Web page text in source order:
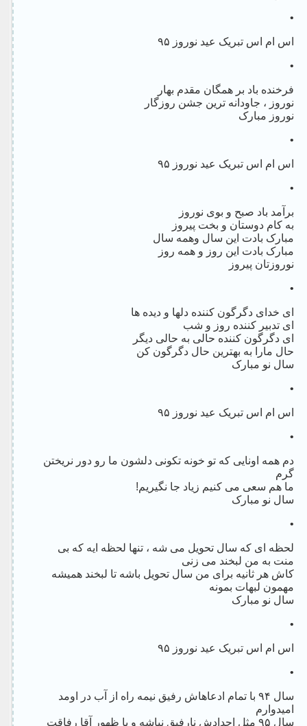
•
اس ام اس تبریک عید نوروز ۹۵
•
فرخنده باد بر همگان مقدم بهار
نوروز ، جاودانه ترین جشن روزگار
نوروز مبارک
•
اس ام اس تبریک عید نوروز ۹۵
•
برآمد باد صبح و بوی نوروز
به کام دوستان و بخت پیروز
مبارک بادت این سال وهمه سال
مبارک بادت این روز و همه روز
نوروزتان پیروز
•
ای خدای دگرگون کننده دلها و دیده ها
ای تدبیر کننده روز و شب
ای دگرگون کننده حالی به حالی دیگر
حال مارا به بهترین حال دگرگون کن
سال نو مبارک
•
اس ام اس تبریک عید نوروز ۹۵
•
دم همه اونایی که تو خونه تکونی دلشون ما رو دور نریختن
گرم
ما هم سعی می کنیم زیاد جا نگیریم!
سال نو مبارک
•
لحظه ای که سال تحویل می شه ، تنها لحظه ایه که بی
منت به من لبخند می زنی
کاش هر ثانیه برای من سال تحویل باشه تا لبخند همیشه
مهمون لبهات بمونه
سال نو مبارک
•
اس ام اس تبریک عید نوروز ۹۵
•
سال ۹۴ با تمام ادعاهاش رفیق نیمه راه از آب در اومد
امیدوارم
سال ۹۵ مثل اجدادش نارفیق نباشه و با ظهور آقا رفاقت